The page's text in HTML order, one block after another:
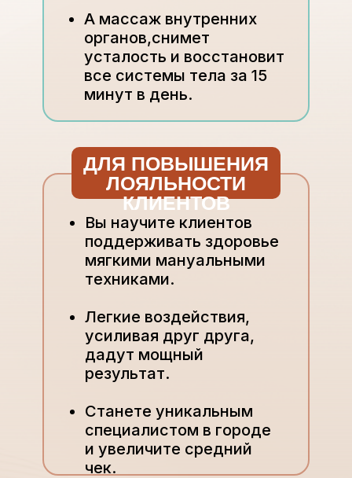
ДЛЯ ПОВЫШЕНИЯ
ЛОЯЛЬНОСТИ
КЛИЕНТОВ
А массаж внутренних
органов,снимет
усталость и восстановит
все системы тела за 15
минут в день.
Вы научите клиентов
поддерживать здоровье
мягкими мануальными
техниками.
Легкие воздействия,
усиливая друг друга,
дадут мощный
результат.
Станете уникальным
специалистом в городе
и увеличите средний
чек.